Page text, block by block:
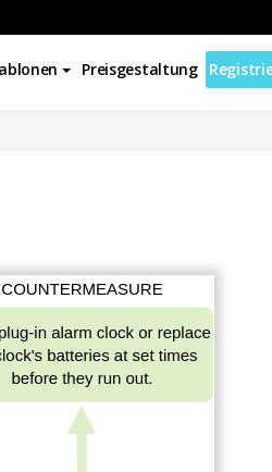
Preisgestaltung